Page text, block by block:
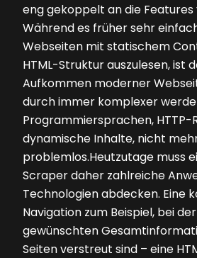
eng gekoppelt an die Features
Während es früher sehr
Webseiten mit statischem
HTML-Struktur auszulesen, ist
Aufkommen moderner
durch immer komplexer
Programmiersprachen, HTTP-
dynamische Inhalte, nicht
problemlos.Heutzutage muss
Scraper daher zahlreiche
Technologien abdecken. Eine
Navigation zum Beispiel, bei
gewünschten
Seiten verstreut sind – eine